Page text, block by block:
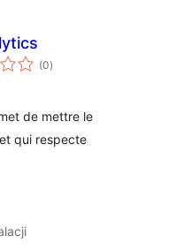
(0wszystkich
ocen
)
de mettre le
qui respecte